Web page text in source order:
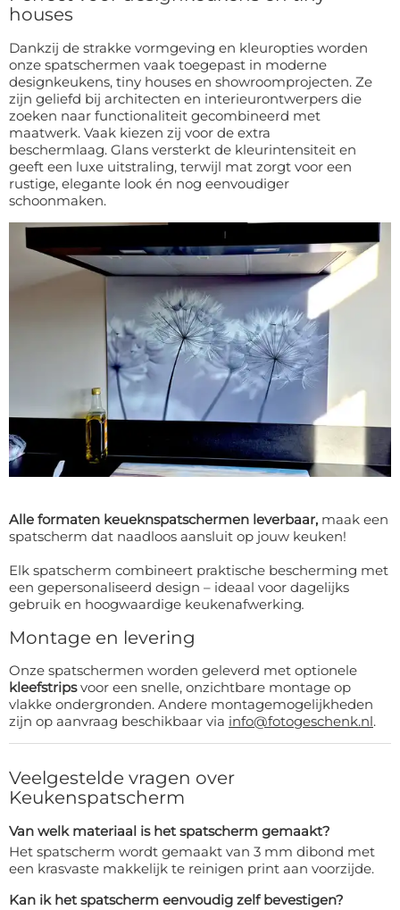
houses
Dankzij de strakke vormgeving en kleuropties worden
onze spatschermen vaak toegepast in moderne
designkeukens, tiny houses en showroomprojecten. Ze
zijn geliefd bij architecten en interieurontwerpers die
zoeken naar functionaliteit gecombineerd met
maatwerk. Vaak kiezen zij voor de extra
beschermlaag. Glans versterkt de kleurintensiteit en
geeft een luxe uitstraling, terwijl mat zorgt voor een
rustige, elegante look én nog eenvoudiger
schoonmaken.
Alle formaten keueknspatschermen leverbaar, maak een
spatscherm dat naadloos aansluit op jouw keuken!
Elk spatscherm combineert praktische bescherming met
een gepersonaliseerd design – ideaal voor dagelijks
gebruik en hoogwaardige keukenafwerking.
Montage en levering
Onze spatschermen worden geleverd met optionele
kleefstripsvoor een snelle, onzichtbare montage op
vlakke ondergronden. Andere montagemogelijkheden
zijn op aanvraag beschikbaar via info@fotogeschenk.nl.
Veelgestelde vragen over
Keukenspatscherm
Van welk materiaal is het spatscherm gemaakt?
Het spatscherm wordt gemaakt van 3 mm dibond met
een krasvaste makkelijk te reinigen print aan voorzijde.
Kan ik het spatscherm eenvoudig zelf bevestigen?
10% KORTING OP JE
BESTELLING? 👀
Schrijf je in voor de VIP-club en blijf
op de hoogte van alle acties,
exclusieve deals & persoonlijke
kortingen.
Claim korting!
Nee, ik wil geen korting!
Door je aan te melden, ga je akkoord met het ontvangen van e-mailmarketing